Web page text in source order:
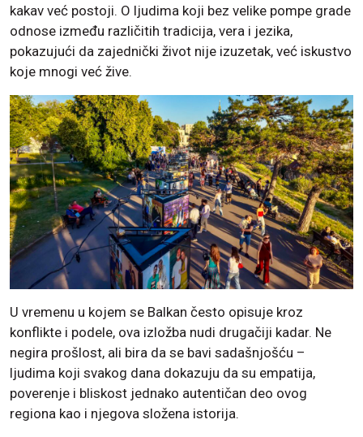
kakav već postoji. O ljudima koji bez velike pompe grade
odnose između različitih tradicija, vera i jezika,
pokazujući da zajednički život nije izuzetak, već iskustvo
koje mnogi već žive.
U vremenu u kojem se Balkan često opisuje kroz
konflikte i podele, ova izložba nudi drugačiji kadar. Ne
negira prošlost, ali bira da se bavi sadašnjošću –
ljudima koji svakog dana dokazuju da su empatija,
poverenje i bliskost jednako autentičan deo ovog
regiona kao i njegova složena istorija.